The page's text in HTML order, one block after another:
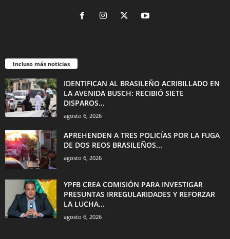
Incluso más noticias
IDENTIFICAN AL BRASILEÑO ACRIBILLADO EN
LA AVENIDA BUSCH: RECIBIÓ SIETE
DISPAROS...
agosto 6, 2026
APREHENDEN A TRES POLICÍAS POR LA FUGA
DE DOS REOS BRASILEÑOS...
agosto 6, 2026
YPFB CREA COMISIÓN PARA INVESTIGAR
PRESUNTAS IRREGULARIDADES Y REFORZAR
LA LUCHA...
agosto 6, 2026